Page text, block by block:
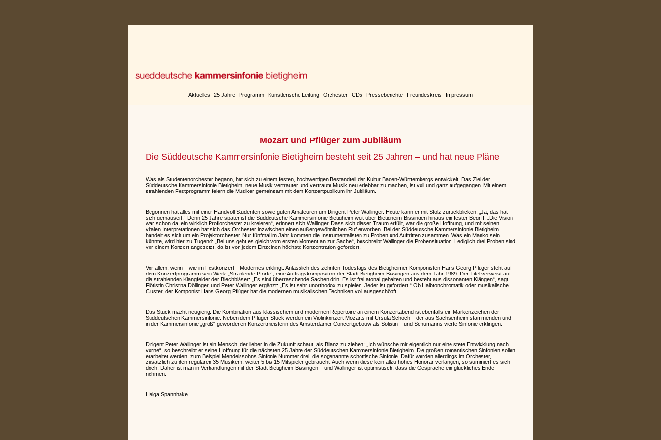
Aktuelles 25 Jahre Programm Künstlerische Leitung Orchester CDs Presseberichte Freundeskreis Impressum
Mozart und Pflüger zum Jubiläum
Die Süddeutsche Kammersinfonie Bietigheim besteht seit 25 Jahren – und hat neue Pläne
Was als Studentenorchester begann, hat sich zu einem festen, hochwertigen Bestandteil der Kultur Baden-Württembergs entwickelt. Das Ziel der
Süddeutsche Kammersinfonie Bietigheim, neue Musik vertrauter und vertraute Musik neu erlebbar zu machen, ist voll und ganz aufgegangen. Mit einem
strahlenden Festprogramm feiern die Musiker gemeinsam mit dem Konzertpublikum ihr Jubiläum.
Begonnen hat alles mit einer Handvoll Studenten sowie guten Amateuren um Dirigent Peter Wallinger. Heute kann er mit Stolz zurückblicken: „Ja, das hat
sich gemausert.“ Denn 25 Jahre später ist die Süddeutsche Kammersinfonie Bietigheim weit über Bietigheim-Bissingen hinaus ein fester Begriff. „Die Vision
war schon da, ein wirklich Profiorchester zu kreieren“, erinnert sich Wallinger. Dass sich dieser Traum erfüllt, war die große Hoffnung, und mit seinen
vitalen Interpretationen hat sich das Orchester inzwischen einen außergewöhnlichen Ruf erworben. Bei der Süddeutsche Kammersinfonie Bietigheim
handelt es sich um ein Projektorchester. Nur fünfmal im Jahr kommen die Instrumentalisten zu Proben und Auftritten zusammen. Was ein Manko sein
könnte, wird hier zu Tugend: „Bei uns geht es gleich vom ersten Moment an zur Sache“, beschreibt Wallinger die Probensituation. Lediglich drei Proben sind
vor einem Konzert angesetzt, da ist von jedem Einzelnen höchste Konzentration gefordert.
Vor allem, wenn – wie im Festkonzert – Modernes erklingt. Anlässlich des zehnten Todestags des Bietigheimer Komponisten Hans Georg Pflüger steht auf
dem Konzertprogramm sein Werk „Strahlende Pforte“, eine Auftragskomposition der Stadt Bietigheim-Bissingen aus dem Jahr 1989. Der Titel verweist auf
die strahlenden Klangfelder der Blechbläser: „Es sind überraschende Sachen drin. Es ist frei atonal gehalten und besteht aus dissonanten Klängen“, sagt
Flötistin Christina Döllinger, und Peter Wallinger ergänzt: „Es ist sehr unorthodox zu spielen. Jeder ist gefordert.“ Ob Halbtonchromatik oder musikalische
Cluster, der Komponist Hans Georg Pflüger hat die modernen musikalischen Techniken voll ausgeschöpft.
Das Stück macht neugierig. Die Kombination aus klassischem und modernen Repertoire an einem Konzertabend ist ebenfalls ein Markenzeichen der
Süddeutschen Kammersinfonie: Neben dem Pflüger-Stück werden ein Violinkonzert Mozarts mit Ursula Schoch – der aus Sachsenheim stammenden und
in der Kammersinfonie „groß“ gewordenen Konzertmeisterin des Amsterdamer Concertgebouw als Solistin – und Schumanns vierte Sinfonie erklingen.
Dirigent Peter Wallinger ist ein Mensch, der lieber in die Zukunft schaut, als Bilanz zu ziehen: „Ich wünsche mir eigentlich nur eine stete Entwicklung nach
vorne“, so beschreibt er seine Hoffnung für die nächsten 25 Jahre der Süddeutschen Kammersinfonie Bietigheim. Die großen romantischen Sinfonien sollen
erarbeitet werden, zum Beispiel Mendelssohns Sinfonie Nummer drei, die sogenannte schottische Sinfonie. Dafür werden allerdings im Orchester,
zusätzlich zu den regulären 35 Musikern, weiter 5 bis 15 Mitspieler gebraucht. Auch wenn diese kein allzu hohes Honorar verlangen, so summiert es sich
doch. Daher ist man in Verhandlungen mit der Stadt Bietigheim-Bissingen – und Wallinger ist optimistisch, dass die Gespräche ein glückliches Ende
nehmen.
Helga Spannhake